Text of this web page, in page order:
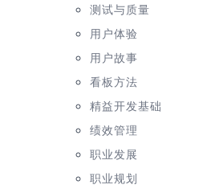
测试与质量
用户体验
用户故事
看板方法
精益开发基础
绩效管理
职业发展
职业规划